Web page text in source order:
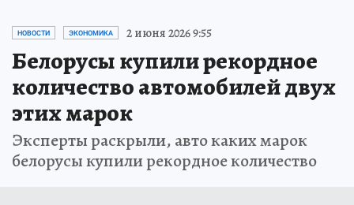
НОВОСТИ ЭКОНОМИКА 2 июня 2026 9:55
Белорусы купили рекордное
количество автомобилей двух
этих марок
Эксперты раскрыли, авто каких марок
белорусы купили рекордное количество